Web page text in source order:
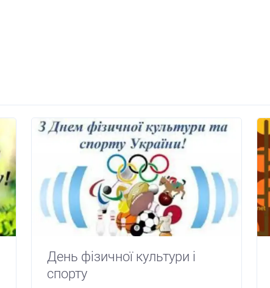
День фізичної культури і
спорту